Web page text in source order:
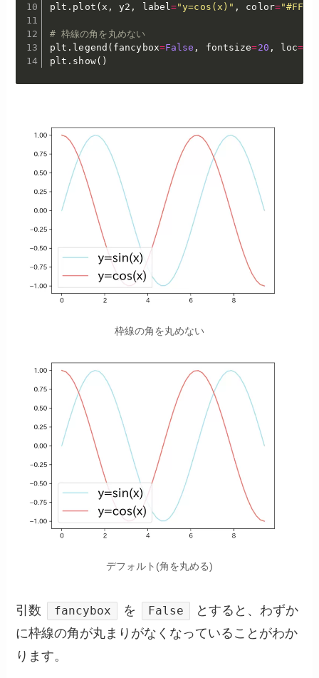
plt . plot ( x , y2 , label="y=cos(x)" , color=
# 枠線の角を丸めない
plt . legend ( fancybox=False , fontsize=20 , loc=
plt . show( )
枠線の角を丸めない
デフォルト(角を丸める)
引数 fancybox を False
とすると、わずか
に枠線の角が丸まりがなくなっていることがわか
ります。